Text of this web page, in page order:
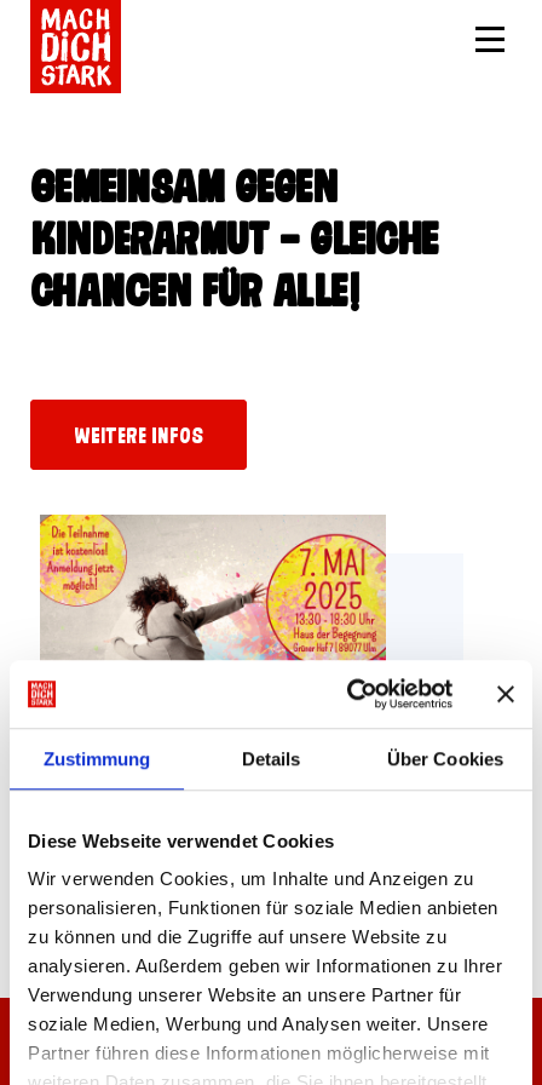
Zustimmung Details Über Cookies
Diese Webseite verwendet Cookies
Wir verwenden Cookies, um Inhalte und Anzeigen zu
personalisieren, Funktionen für soziale Medien anbieten
zu können und die Zugriffe auf unsere Website zu
analysieren. Außerdem geben wir Informationen zu Ihrer
Verwendung unserer Website an unsere Partner für
soziale Medien, Werbung und Analysen weiter. Unsere
Partner führen diese Informationen möglicherweise mit
Gemeinsam gegen
Kinderarmut – Gleiche
Chancen für alle!
Weitere Infos
Nichts mehr verpassen!